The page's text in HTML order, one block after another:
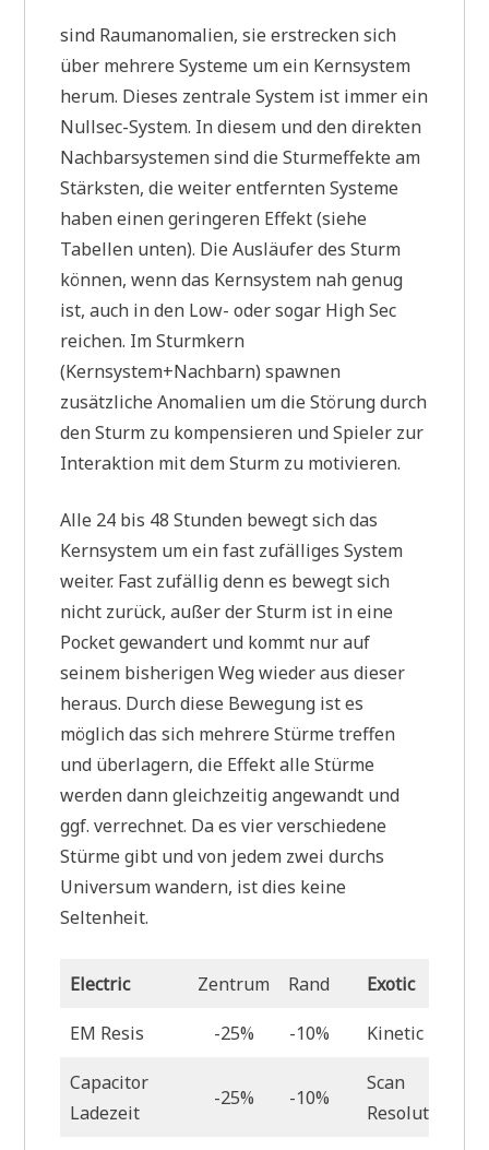
sind Raumanomalien, sie erstrecken sich
über mehrere Systeme um ein Kernsystem
herum. Dieses zentrale System ist immer ein
Nullsec-System. In diesem und den direkten
Nachbarsystemen sind die Sturmeffekte am
Stärksten, die weiter entfernten Systeme
haben einen geringeren Effekt (siehe
Tabellen unten). Die Ausläufer des Sturm
können, wenn das Kernsystem nah genug
ist, auch in den Low- oder sogar High Sec
reichen. Im Sturmkern
(Kernsystem+Nachbarn) spawnen
zusätzliche Anomalien um die Störung durch
den Sturm zu kompensieren und Spieler zur
Interaktion mit dem Sturm zu motivieren.
Alle 24 bis 48 Stunden bewegt sich das
Kernsystem um ein fast zufälliges System
weiter. Fast zufällig denn es bewegt sich
nicht zurück, außer der Sturm ist in eine
Pocket gewandert und kommt nur auf
seinem bisherigen Weg wieder aus dieser
heraus. Durch diese Bewegung ist es
möglich das sich mehrere Stürme treffen
und überlagern, die Effekt alle Stürme
werden dann gleichzeitig angewandt und
ggf. verrechnet. Da es vier verschiedene
Stürme gibt und von jedem zwei durchs
Universum wandern, ist dies keine
Seltenheit.
Electric Zentrum Rand Exotic
EM Resis -25% -10% Kinetic Resis
Capacitor
Ladezeit
-25% -10%
Scan
Resolution